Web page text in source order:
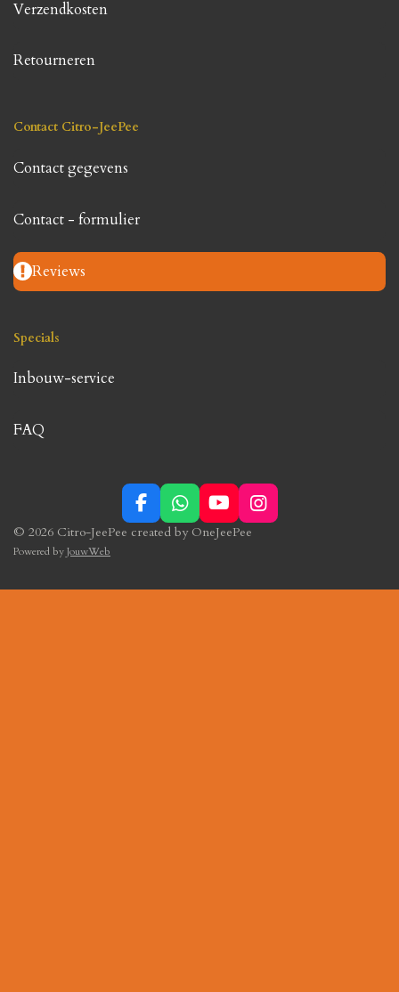
Verzendkosten
Retourneren
Contact Citro-JeePee
Contact gegevens
Contact - formulier
Reviews
Specials
Inbouw-service
FAQ
F
a
W
h
a
Y
o
I
n
© 2026 Citro-JeePee created by OneJeePee
Powered byJouwWeb